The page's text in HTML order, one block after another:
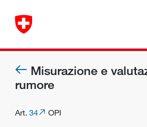
Misurazione e
rumore
Art. 34
OPI